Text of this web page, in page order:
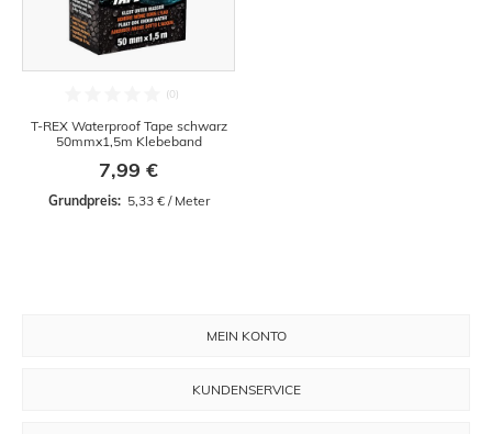
T-REX Waterproof Tape schwarz
50mmx1,5m Klebeband
7,99 €
Grundpreis: 5,33 € / Meter
MEIN KONTO
KUNDENSERVICE